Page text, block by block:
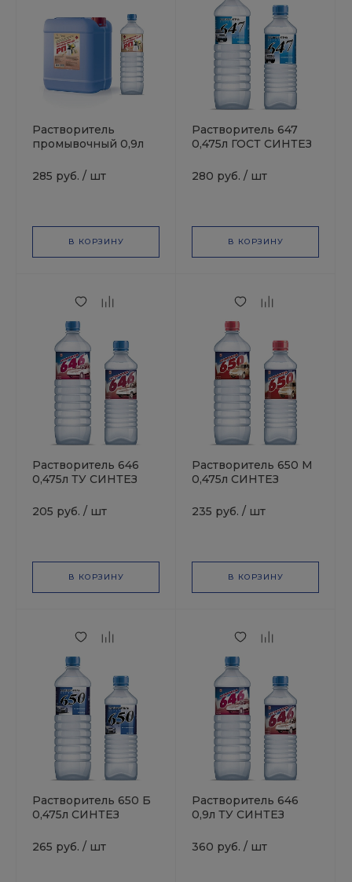
Растворитель
промывочный 0,9л
285 руб. / шт
В КОРЗИНУ
Растворитель 647
0,475л ГОСТ СИНТЕЗ
280 руб. / шт
В КОРЗИНУ
Растворитель 646
0,475л ТУ СИНТЕЗ
205 руб. / шт
В КОРЗИНУ
Растворитель 650 М
0,475л СИНТЕЗ
235 руб. / шт
В КОРЗИНУ
Растворитель 650 Б
0,475л СИНТЕЗ
265 руб. / шт
Растворитель 646
0,9л ТУ СИНТЕЗ
360 руб. / шт